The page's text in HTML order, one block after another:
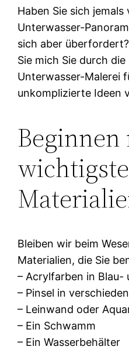
Haben Sie sich
Unterwasser-
sich aber
Sie mich Sie durch
Unterwasser-Malerei
unkomplizierte Ideen
Bleiben wir beim
Materialien, die Sie
– Acrylfarben in Blau-
– Pinsel in
– Leinwand oder
– Ein Schwamm
– Ein Wasserbehälter